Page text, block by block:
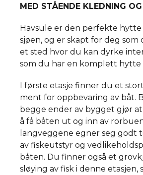
MED STÅENDE KLEDNING
Havsule er den perfekte hytte
sjøen, og er skapt for deg som
et sted hvor du kan dyrke
som du har en komplett hytte
I første etasje finner du et
ment for oppbevaring av båt.
begge ender av bygget gjør
å få båten ut og inn av
langveggene egner seg godt
av fiskeutstyr og
båten. Du finner også et
sløying av fisk i denne etasjen,